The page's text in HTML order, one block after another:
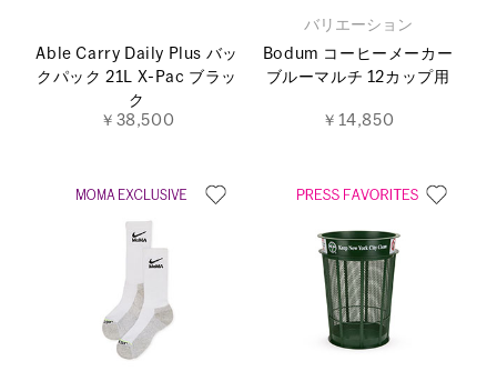
Able Carry Daily Plus バッ
クパック 21L X-Pac ブラッ
ク
￥38,500
バリエーション
Bodum コーヒーメーカー
ブルーマルチ 12カップ用
￥14,850